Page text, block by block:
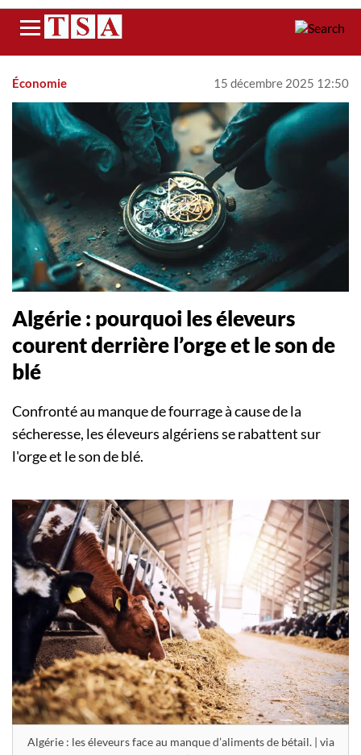
Menu
Économie 15 décembre 2025 12:50
Algérie : pourquoi les éleveurs
courent derrière l’orge et le son de
blé
Confronté au manque de fourrage à cause de la
sécheresse, les éleveurs algériens se rabattent sur
l'orge et le son de blé.
Algérie : les éleveurs face au manque d’aliments de bétail. | via